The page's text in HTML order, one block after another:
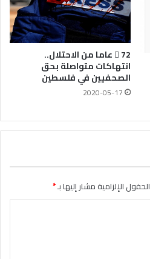
 72 عاما من الاحتلال..
انتهاكات متواصلة بحق
الصحفيين في فلسطين
2020-05-17
الحقول الإلزامية مشار إليها بـ*